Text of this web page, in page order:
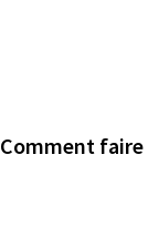
Comment